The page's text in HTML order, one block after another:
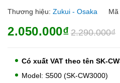
Thương hiệu: Zukui - Osaka Mã
2.050.000₫ 2.290.000₫
Có xuất VAT theo tên SK-
Model: S500 (SK-CW3000)